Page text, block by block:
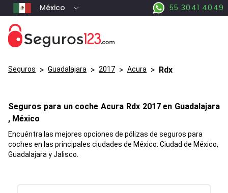
México 55 3041 4049
Seguros > Guadalajara > 2017 > Acura > Rdx
Seguros para un coche Acura Rdx2017 en Guadalajara
, México
Encuéntra las mejores opciones de pólizas de seguros para
coches en las principales ciudades de México: Ciudad de México,
Guadalajara y Jalisco.